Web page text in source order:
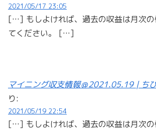
2021/05/17 23:05
[…] もしよければ、過去の収益は月次の
てください。 […]
マイニング収支情報＠2021.05.19 | ち
り:
2021/05/19 22:54
[…] もしよければ、過去の収益は月次の